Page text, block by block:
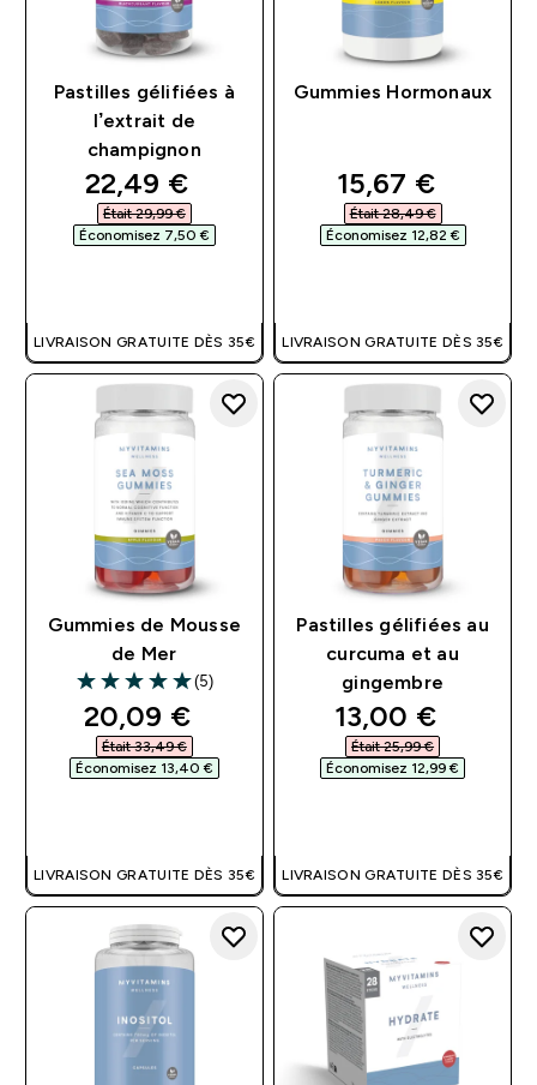
Pastilles gélifiées à
l’extrait de
champignon
discounted price
22,49 €‎
Était 29,99 €‎
Économisez 7,50 €‎
LIVRAISON GRATUITE DÈS 35€
Gummies Hormonaux
discounted
15,67 €‎
Était 28,49 €‎
Économisez 12,82 €‎
LIVRAISON GRATUITE DÈS 35€
Gummies de Mousse
de Mer
5 out of 5 stars
(5)
discounted price
20,09 €‎
Était 33,49 €‎
Économisez 13,40 €‎
LIVRAISON GRATUITE DÈS 35€
Pastilles gélifiées au
curcuma et au
gingembre
discounted
13,00 €‎
Était 25,99 €‎
Économisez 12,99 €‎
LIVRAISON GRATUITE DÈS 35€